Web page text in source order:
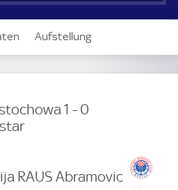
Aufstellung
1 - 0
RAUS Abramovic